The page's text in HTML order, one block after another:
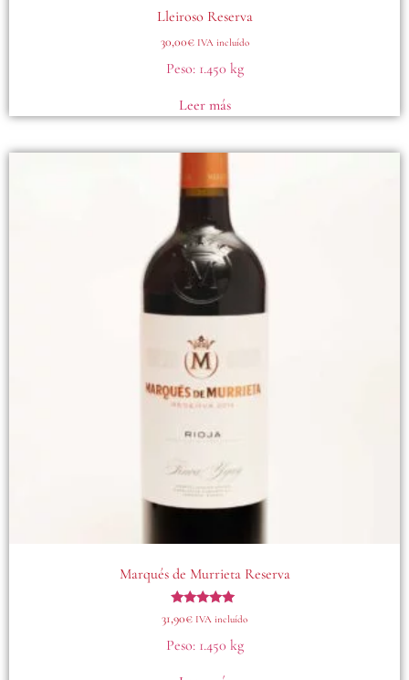
Lleiroso Reserva
30,00€ IVA incluído
Peso:1.450 kg
Leer más
Marqués de Murrieta Reserva
Valorado
con
de 5
31,90€ IVA incluído
Peso:1.450 kg